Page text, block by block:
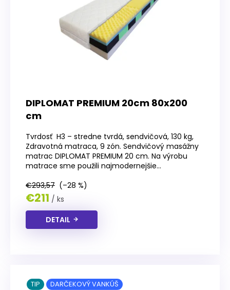
DIPLOMAT PREMIUM 20cm 80x200
cm
Tvrdosť H3 – stredne tvrdá, sendvičová, 130 kg,
Zdravotná matraca, 9 zón. Sendvičový masážny
matrac DIPLOMAT PREMIUM 20 cm. Na výrobu
matrace sme použili najmodernejšie...
€293,57 (–28 %)
€211 / ks
DETAIL
TIP DARČEKOVÝ VANKÚŠ